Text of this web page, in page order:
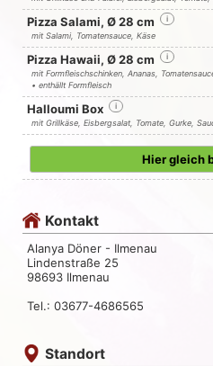
Pizza Salami, Ø 28 cm i
mit Salami, Tomatensauce, Käse
Pizza Hawaii, Ø 28 cm i
mit Formfleischschinken, Ananas,
• enthällt Formfleisch
Halloumi Box i
mit Grillkäse, Eisbergsalat, Tomate, Gurke,
Hier gleich
Kontakt
Alanya Döner - Ilmenau
Lindenstraße 25
98693 Ilmenau
Tel.: 03677-4686565
Standort